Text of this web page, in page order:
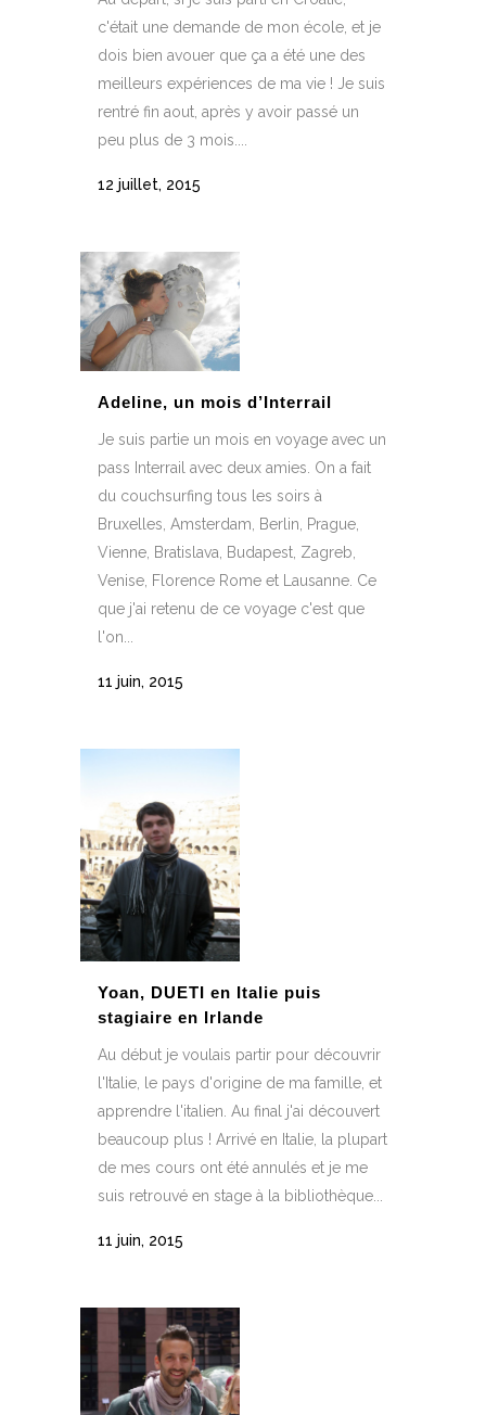
c'était une demande de mon école, et je
dois bien avouer que ça a été une des
meilleurs expériences de ma vie ! Je suis
rentré fin aout, après y avoir passé un
peu plus de 3 mois....
12 juillet, 2015
Adeline, un mois d’Interrail
Je suis partie un mois en voyage avec un
pass Interrail avec deux amies. On a fait
du couchsurfing tous les soirs à
Bruxelles, Amsterdam, Berlin, Prague,
Vienne, Bratislava, Budapest, Zagreb,
Venise, Florence Rome et Lausanne. Ce
que j'ai retenu de ce voyage c'est que
l'on...
11 juin, 2015
Yoan, DUETI en Italie puis
stagiaire en Irlande
Au début je voulais partir pour découvrir
l'Italie, le pays d'origine de ma famille, et
apprendre l'italien. Au final j'ai découvert
beaucoup plus ! Arrivé en Italie, la plupart
de mes cours ont été annulés et je me
suis retrouvé en stage à la bibliothèque...
11 juin, 2015